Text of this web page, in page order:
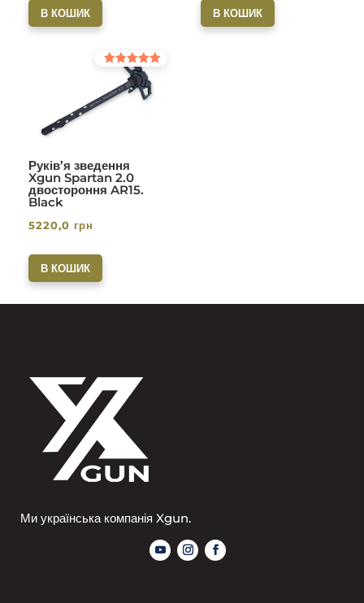
В КОШИК В КОШИК
Руків’я зведення
Xgun Spartan 2.0
двостороння AR15.
Black
Оцінено в
з 5
5220,0 грн
В КОШИК
Ми українська компанія Xgun.